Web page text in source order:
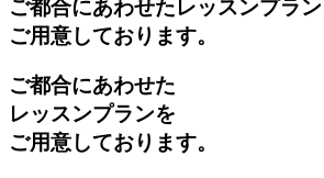
ご都合にあわせたレッスンプラン
ご用意しております。
ご都合にあわせた
レッスンプランを
ご用意しております。